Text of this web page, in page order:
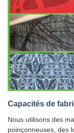
Capacités de
Nous utilisons des
poinçonneuses, des